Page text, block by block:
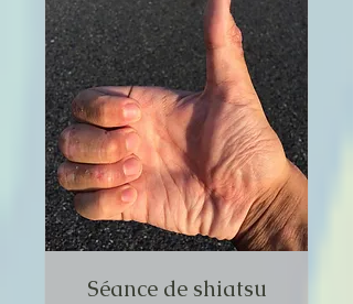
Séance de shiatsu